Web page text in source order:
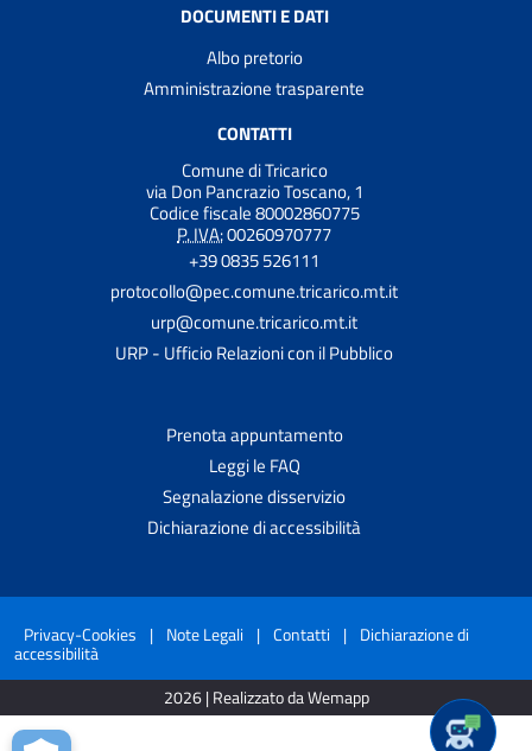
DOCUMENTI E DATI
Albo pretorio
Amministrazione trasparente
CONTATTI
Comune di Tricarico
via Don Pancrazio Toscano, 1
Codice fiscale 80002860775
P. IVA:00260970777
+39 0835 526111
protocollo@pec.comune.tricarico.mt.it
urp@comune.tricarico.mt.it
URP - Ufficio Relazioni con il Pubblico
Prenota appuntamento
Leggi le FAQ
Segnalazione disservizio
Dichiarazione di accessibilità
Privacy-Cookies | Note Legali | Contatti | Dichiarazione di
accessibilità
2026 | Realizzato da Wemapp